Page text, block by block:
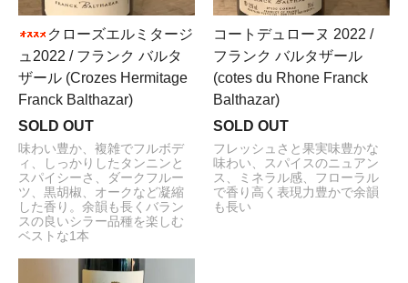
クローズエルミタージ
ュ2022 / フランク バルタ
ザール (Crozes Hermitage
Franck Balthazar)
SOLD OUT
味わい豊か、複雑でフルボデ
ィ、しっかりしたタンニンと
スパイシーさ、ダークフルー
ツ、黒胡椒、オークなど凝縮
した香り。余韻も長くバラン
スの良いシラー品種を楽しむ
ベストな1本
コートデュローヌ 2022 /
フランク バルタザール
(cotes du Rhone Franck
Balthazar)
SOLD OUT
フレッシュさと果実味豊かな
味わい、スパイスのニュアン
ス、ミネラル感、フローラル
で香り高く表現力豊かで余韻
も長い